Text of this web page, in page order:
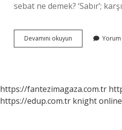
sebat ne demek? ‘Sabır’;
Devamını okuyun
Nedir
Yorum
https://fantezimagaza.com.tr
https://edup.com.tr knight online